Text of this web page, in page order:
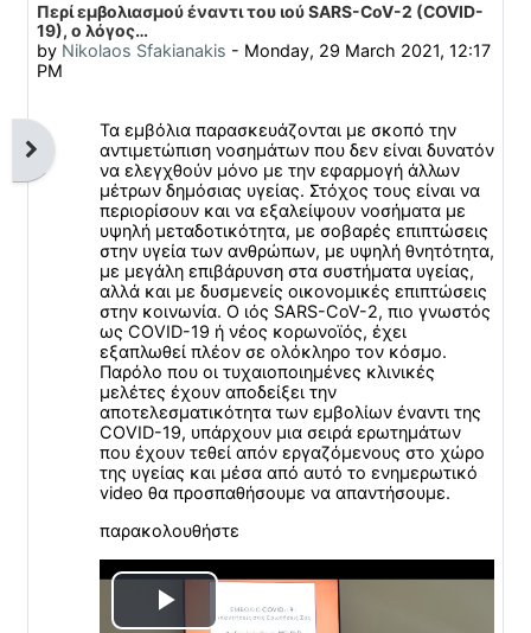
Open block drawer
Περί εμβολιασμού έναντι του ιού SARS-CoV-2 (COVID-
19), ο λόγος…
by Nikolaos Sfakianakis - Monday, 29 March 2021, 12:17
PM
Number of replies: 0
Τα εμβόλια παρασκευάζονται με σκοπό την
αντιμετώπιση νοσημάτων που δεν είναι δυνατόν
να ελεγχθούν μόνο με την εφαρμογή άλλων
μέτρων δημόσιας υγείας. Στόχος τους είναι να
περιορίσουν και να εξαλείψουν νοσήματα με
υψηλή μεταδοτικότητα, με σοβαρές επιπτώσεις
στην υγεία των ανθρώπων, με υψηλή θνητότητα,
με μεγάλη επιβάρυνση στα συστήματα υγείας,
αλλά και με δυσμενείς οικονομικές επιπτώσεις
στην κοινωνία. Ο ιός SARS-CoV-2, πιο γνωστός
ως COVID-19 ή νέος κορωνοϊός, έχει
εξαπλωθεί πλέον σε ολόκληρο τον κόσμο.
Παρόλο που οι τυχαιοποιημένες κλινικές
μελέτες έχουν αποδείξει την
αποτελεσματικότητα των εμβολίων έναντι της
COVID-19, υπάρχουν μια σειρά ερωτημάτων
που έχουν τεθεί απόν εργαζόμενους στο χώρο
της υγείας και μέσα από αυτό το ενημερωτικό
video θα προσπαθήσουμε να απαντήσουμε.
παρακολουθήστε